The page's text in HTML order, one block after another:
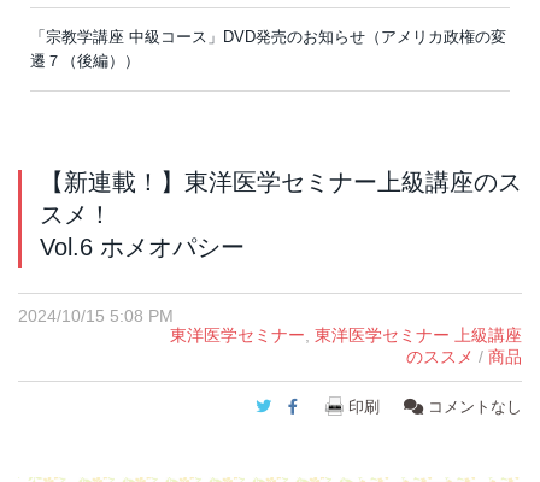
「宗教学講座 中級コース」DVD発売のお知らせ（アメリカ政権の変
遷７（後編））
【新連載！】東洋医学セミナー上級講座のス
スメ！
Vol.6 ホメオパシー
2024/10/15 5:08 PM
東洋医学セミナー, 東洋医学セミナー 上級講座
のススメ / 商品
Twitter
Facebook
印刷 コメントなし